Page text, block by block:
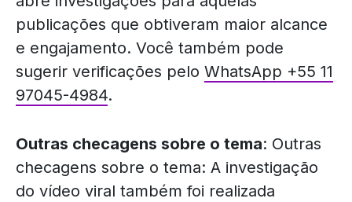
publicações que obtiveram maior alcance
e engajamento. Você também pode
sugerir verificações pelo WhatsApp +55 11
97045-4984.
Outras checagens sobre o tema: Outras
checagens sobre o tema: A investigação
do vídeo viral também foi realizada